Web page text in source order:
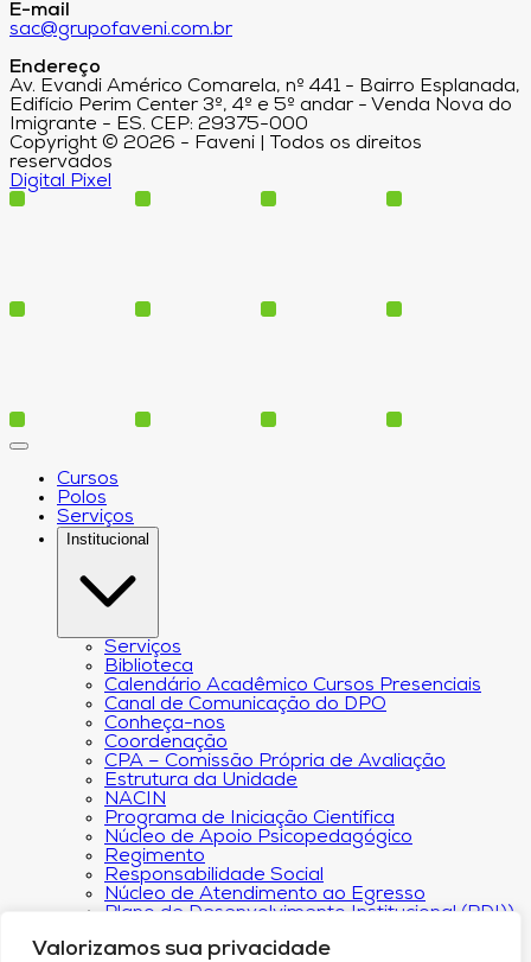
Valorizamos sua privacidade
E-mail
sac@grupofaveni.com.br
Endereço
Av. Evandi Américo Comarela, nº 441 - Bairro Esplanada,
Edifício Perim Center 3º, 4º e 5º andar - Venda Nova do
Imigrante - ES. CEP: 29375-000
Copyright © 2026 - Faveni | Todos os direitos
reservados
Digital Pixel
Cursos
Polos
Serviços
Institucional
Serviços
Biblioteca
Calendário Acadêmico Cursos Presenciais
Canal de Comunicação do DPO
Conheça-nos
Coordenação
CPA – Comissão Própria de Avaliação
Estrutura da Unidade
NACIN
Programa de Iniciação Científica
Núcleo de Apoio Psicopedagógico
Regimento
Responsabilidade Social
Núcleo de Atendimento ao Egresso
Plano de Desenvolvimento Institucional (PDI))
Transparência Financeira e Resultados do